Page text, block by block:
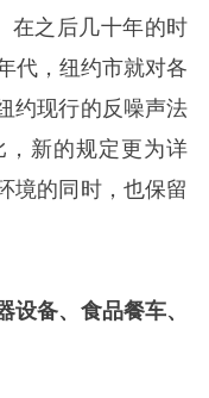
在之后几十年的时
代，纽约市就对各
约现行的反噪声法
新的规定更为详
境的同时，也保留
备、食品餐车、